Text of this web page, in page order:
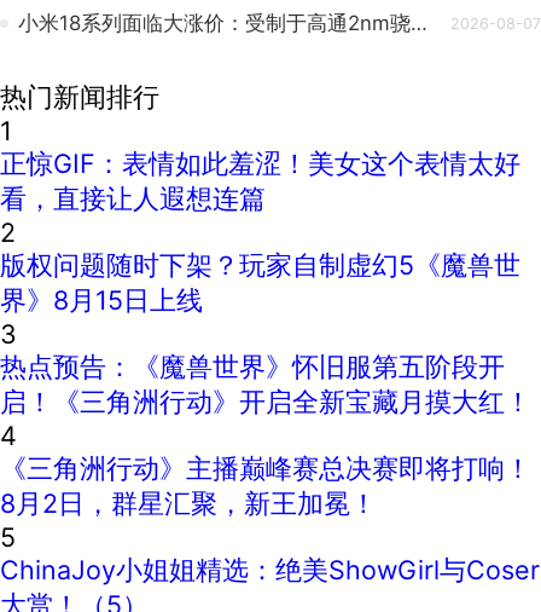
小米18系列面临大涨价：受制于高通2nm骁龙8E6 Pro、存储上游物料提价 2026-08-07
热门新闻排行
1
正惊GIF：表情如此羞涩！美女这个表情太好
看，直接让人遐想连篇
2
版权问题随时下架？玩家自制虚幻5《魔兽世
界》8月15日上线
3
热点预告：《魔兽世界》怀旧服第五阶段开
启！《三角洲行动》开启全新宝藏月摸大红！
4
《三角洲行动》主播巅峰赛总决赛即将打响！
8月2日，群星汇聚，新王加冕！
5
ChinaJoy小姐姐精选：绝美ShowGirl与Coser
大赏！（5）